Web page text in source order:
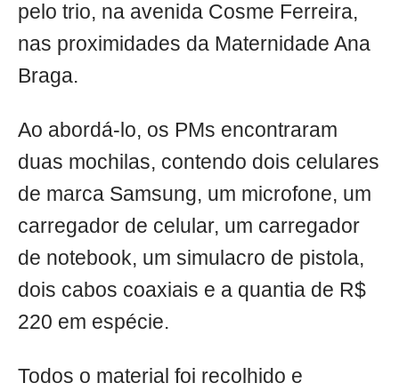
pelo trio, na avenida Cosme Ferreira,
nas proximidades da Maternidade Ana
Braga.
Ao abordá-lo, os PMs encontraram
duas mochilas, contendo dois celulares
de marca Samsung, um microfone, um
carregador de celular, um carregador
de notebook, um simulacro de pistola,
dois cabos coaxiais e a quantia de R$
220 em espécie.
Todos o material foi recolhido e